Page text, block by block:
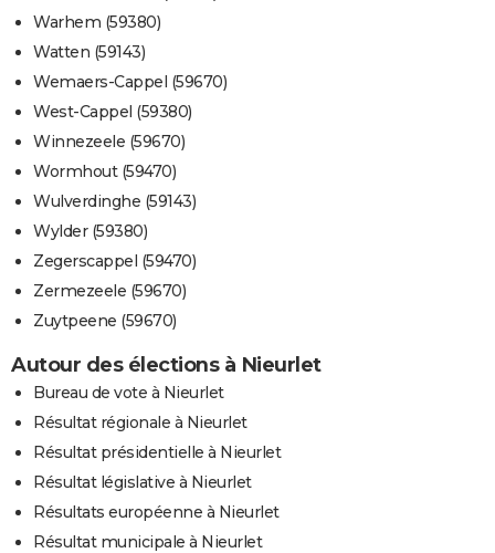
Warhem (59380)
Watten (59143)
Wemaers-Cappel (59670)
West-Cappel (59380)
Winnezeele (59670)
Wormhout (59470)
Wulverdinghe (59143)
Wylder (59380)
Zegerscappel (59470)
Zermezeele (59670)
Zuytpeene (59670)
Autour des élections à Nieurlet
Bureau de vote à Nieurlet
Résultat régionale à Nieurlet
Résultat présidentielle à Nieurlet
Résultat législative à Nieurlet
Résultats européenne à Nieurlet
Résultat municipale à Nieurlet